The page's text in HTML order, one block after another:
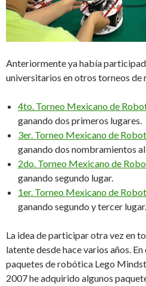
Anteriormente ya había
universitarios en otros torneos de
4to. Torneo Mexicano de
ganando dos primeros lugares.
3er. Torneo Mexicano de
ganando dos nombramientos
2do. Torneo Mexicano de
ganando segundo lugar.
1er. Torneo Mexicano de
ganando segundo y tercer lugar.
La idea de participar otra vez en
latente desde hace varios años.
paquetes de robótica Lego
2007 he adquirido algunos